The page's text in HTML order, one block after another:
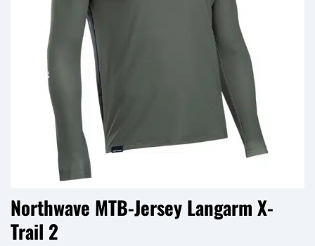
Northwave MTB-Jersey Langarm X-
Trail 2